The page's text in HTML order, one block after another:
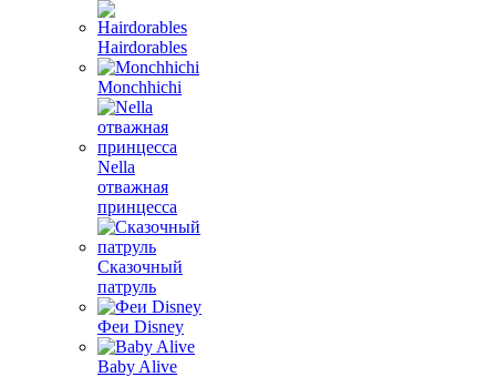
Hairdorables
Monchhichi
Nella
отважная
принцесса
Сказочный
патруль
Феи Disney
Baby Alive